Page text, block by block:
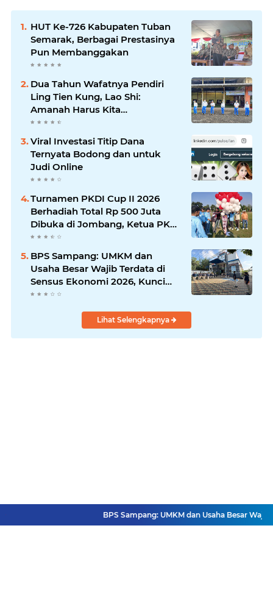
HUT Ke-726 Kabupaten Tuban
Semarak, Berbagai Prestasinya
Pun Membanggakan
Dua Tahun Wafatnya Pendiri
Ling Tien Kung, Lao Shi:
Amanah Harus Kita
Laksanakan!
Viral Investasi Titip Dana
Ternyata Bodong dan untuk
Judi Online
Turnamen PKDI Cup II 2026
Berhadiah Total Rp 500 Juta
Dibuka di Jombang, Ketua PKDI
Jatim Syaifullah Mahdi: Ajang
Komunikasi Antar-Kades untuk
Memajukan Desa
BPS Sampang: UMKM dan
Usaha Besar Wajib Terdata di
Sensus Ekonomi 2026, Kunci
Kebijakan Tepat Sasaran
Lihat Selengkapnya
BPS Sampang: UMKM dan Usaha Besar Wajib